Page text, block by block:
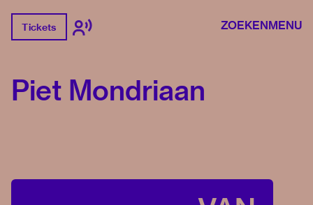
Tickets ZOEKENMENU
Piet Mondriaan